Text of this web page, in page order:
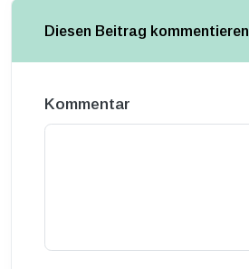
Diesen Beitrag kommentieren
Kommentar